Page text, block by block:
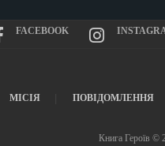
FACEBOOK
МІСІЯ ПОВІДОМЛЕННЯ
Книга Героїв ©